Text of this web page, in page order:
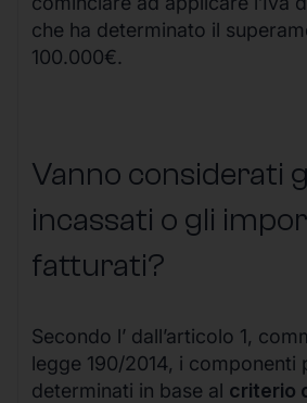
che ha determinato il
100.000€.
Vanno considerati
incassati o gli
fatturati?
Secondo l’ dall’articolo 1,
legge 190/2014, i componenti
determinati in base al criterio